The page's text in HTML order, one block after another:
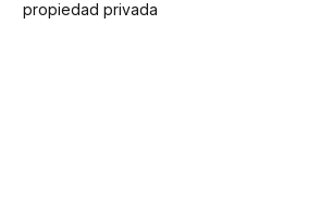
propiedad privada